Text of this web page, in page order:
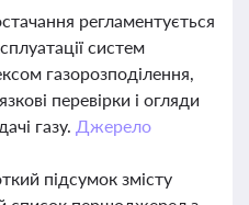
регламентується
систем
газорозподілення,
перевірки і огляди
газу. Джерело
підсумок змісту